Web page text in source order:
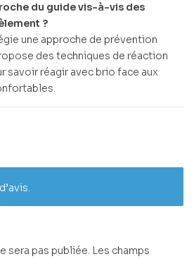
du guide vis-à-vis des
?
une approche de prévention
des techniques de réaction
savoir réagir avec brio face aux
sera pas publiée. Les champs